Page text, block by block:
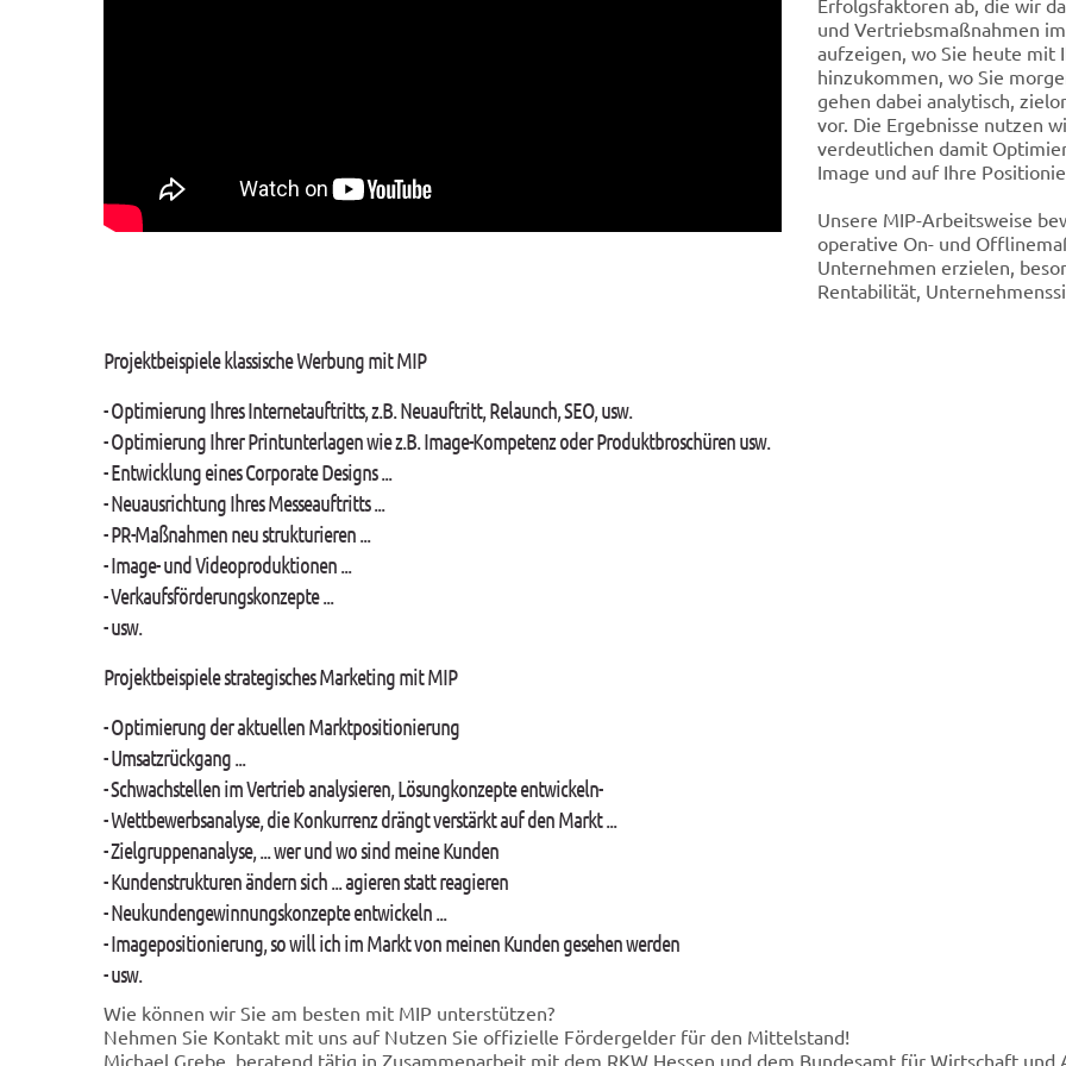
Erfolgsfaktoren ab, die wir
und Vertriebsmaßnahmen
aufzeigen, wo Sie heute mit
hinzukommen, wo Sie
gehen dabei analytisch,
vor. Die Ergebnisse nutzen
verdeutlichen damit
Image und auf Ihre
Unsere MIP-Arbeitsweise
operative On- und
Unternehmen erzielen,
Rentabilität,
Projektbeispiele klassische Werbung mit MIP
- Optimierung Ihres Internetauftritts, z.B. Neuauftritt, Relaunch, SEO, usw.
- Optimierung Ihrer Printunterlagen wie z.B. Image-Kompetenz oder Produktbroschüren usw.
- Entwicklung eines Corporate Designs ...
- Neuausrichtung Ihres Messeauftritts ...
- PR-Maßnahmen neu strukturieren ...
- Image- und Videoproduktionen ...
- Verkaufsförderungskonzepte ...
- usw.
Projektbeispiele strategisches Marketing mit MIP
- Optimierung der aktuellen Marktpositionierung
- Umsatzrückgang ...
- Schwachstellen im Vertrieb analysieren, Lösungkonzepte entwickeln-
- Wettbewerbsanalyse, die Konkurrenz drängt verstärkt auf den Markt ...
- Zielgruppenanalyse, ... wer und wo sind meine Kunden
- Kundenstrukturen ändern sich ... agieren statt reagieren
- Neukundengewinnungskonzepte entwickeln ...
- Imagepositionierung, so will ich im Markt von meinen Kunden gesehen werden
- usw.
Wie können wir Sie am besten mit MIP unterstützen?
Nehmen Sie Kontakt mit uns auf Nutzen Sie offizielle Fördergelder für den Mittelstand!
Michael Grebe, beratend tätig in Zusammenarbeit mit dem RKW Hessen und dem Bundesamt für Wirtschaft und